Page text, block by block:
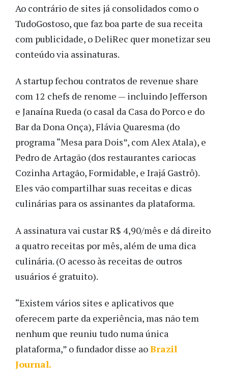
Ao contrário de sites já consolidados como o
TudoGostoso, que faz boa parte de sua receita
com publicidade, o DeliRec quer monetizar seu
conteúdo via assinaturas.
A startup fechou contratos de revenue share
com 12 chefs de renome — incluindo Jefferson
e Janaína Rueda (o casal da Casa do Porco e do
Bar da Dona Onça), Flávia Quaresma (do
programa “Mesa para Dois”, com Alex Atala), e
Pedro de Artagão (dos restaurantes cariocas
Cozinha Artagão, Formidable, e Irajá Gastrô).
Eles vão compartilhar suas receitas e dicas
culinárias para os assinantes da plataforma.
A assinatura vai custar R$ 4,90/mês e dá direito
a quatro receitas por mês, além de uma dica
culinária. (O acesso às receitas de outros
usuários é gratuito).
“Existem vários sites e aplicativos que
oferecem parte da experiência, mas não tem
nenhum que reuniu tudo numa única
plataforma,” o fundador disse aoBrazil
Journal.